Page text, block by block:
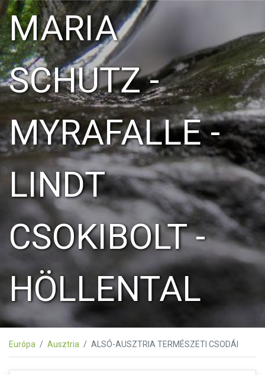
MARIA
SCHUTZ -
MYRAFALLE -
LINDT
CSOKIBOLT -
HÖLLENTAL
Európa Ausztria ALSÓ-AUSZTRIA TERMÉSZETI CSODÁI